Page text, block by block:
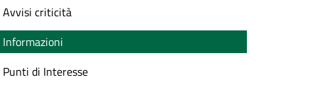
Avvisi criticità
Informazioni
Punti di Interesse